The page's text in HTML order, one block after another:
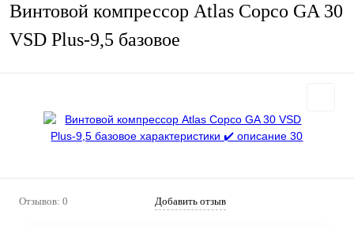
Винтовой компрессор Atlas Copco GA 30
VSD Plus-9,5 базовое
Отзывов: 0 Добавить отзыв